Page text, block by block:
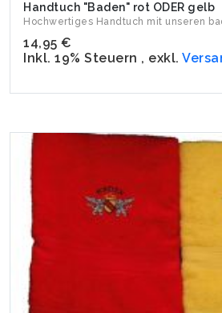
Handtuch "Baden" rot ODER gelb
14,95 €
Inkl. 19% Steuern , exkl.